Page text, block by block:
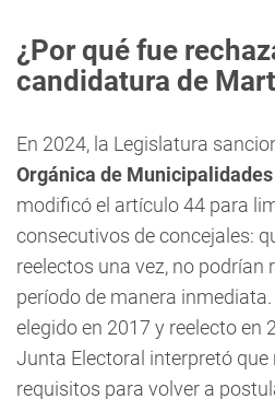
¿Por qué fue
candidatura de
En 2024, la Legislatura
Orgánica de Municipalidades
modificó el artículo 44 para
consecutivos de concejales:
reelectos una vez, no podrían
período de manera
elegido en 2017 y reelecto en
Junta Electoral interpretó que
requisitos para volver a